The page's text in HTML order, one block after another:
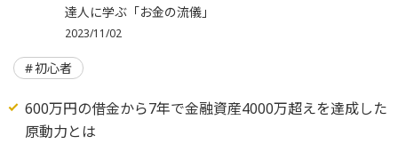
達人に学ぶ「お金の流儀」
2023/11/02
初心者
600万円の借金から7年で金融資産4000万超えを達成した
原動力とは